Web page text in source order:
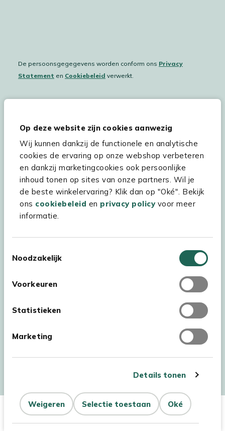
Op deze website zijn cookies aanwezig
Wij kunnen dankzij de functionele en analytische
cookies de ervaring op onze webshop verbeteren
en dankzij marketingcookies ook persoonlijke
inhoud tonen op sites van onze partners. Wil je
de beste winkelervaring? Klik dan op "Oké". Bekijk
ons cookiebeleid en privacy policyvoor meer
informatie.
Noodzakelijk
Voorkeuren
Statistieken
Marketing
Details tonen
Oké
Selectie toestaan
Weigeren
Aantal
In Winkelwagen
De persoonsgegegevens worden conform ons Privacy
Statement en Cookiebeleid verwerkt.
Hulp & service
Assortiment
Kees Smit Tuinmeubelen
Experience Stores XXL